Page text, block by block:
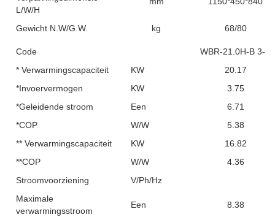
L/W/H
Gewicht N.W/G.W. kg 68/80
Code
WBR-21.0H-B 3-S
* Verwarmingscapaciteit
KW
20.17
*Invoervermogen
KW
3.75
*Geleidende stroom
Een
6.71
*COP
W/W
5.38
** Verwarmingscapaciteit
KW
16.82
**COP
W/W
4.36
Stroomvoorziening
V/Ph/Hz
Maximale
verwarmingsstroom
Een 8.38